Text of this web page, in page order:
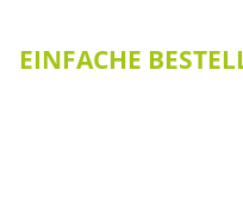
EINFACHE